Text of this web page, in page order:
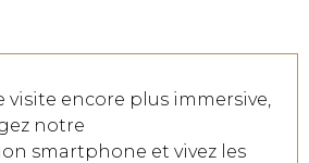
visite encore plus immersive,
notre
smartphone et vivez les